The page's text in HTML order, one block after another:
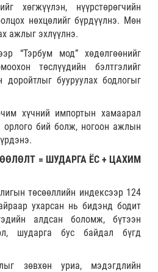
хөгжүүлэн, нүүрстөрөгчийн
нөхцөлийг бүрдүүлнэ. Мөн
ажлыг эхлүүлнэ.
“Тэрбум мод” хөдөлгөөнийг
төслүүдийн бэлтгэлийг
доройтлыг бууруулах бодлогыг
хүчний импортын хамаарал
орлого бий болж, ногоон ажлын
= ШУДАРГА ЁС + ЦАХИМ
төсөөллийн индексээр 124
ухарсан нь бидэнд бодит
алдсан боломж, бүтээн
шударга бус байдал бүгд
зөвхөн уриа, мэдэгдлийн